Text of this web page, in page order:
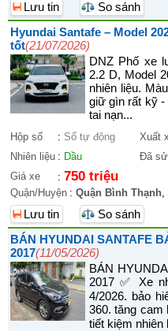
Lưu tin
So sánh
Hyundai Santafe – Model
tốt(21/07/2026)
DNZ Phố xe
2.2 D, Model
nhiên liệu.
giữ gìn rất kỹ -
tai nạn...
Hộp số : Số tự động Xuất
Nhiên liệu : Dầu Đã
Giá xe
: 750 triệu
Quận/Huyện : Quận Bình Thạnh,
Lưu tin
So sánh
BÁN HYUNDAI SANTAFE
2017(11/05/2026)
BÁN
2017 ✅ Xe
4/2026. bảo
360. tăng cam
tiết kiệm nhiên